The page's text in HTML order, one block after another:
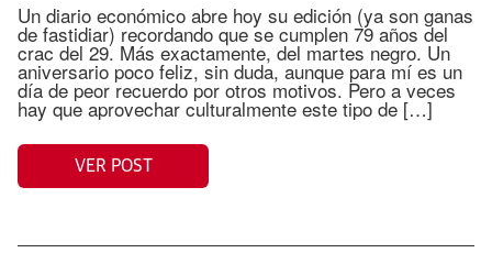
Un diario económico abre hoy su edición (ya son ganas
de fastidiar) recordando que se cumplen 79 años del
crac del 29. Más exactamente, del martes negro. Un
aniversario poco feliz, sin duda, aunque para mí es un
día de peor recuerdo por otros motivos. Pero a veces
hay que aprovechar culturalmente este tipo de […]
VER POST